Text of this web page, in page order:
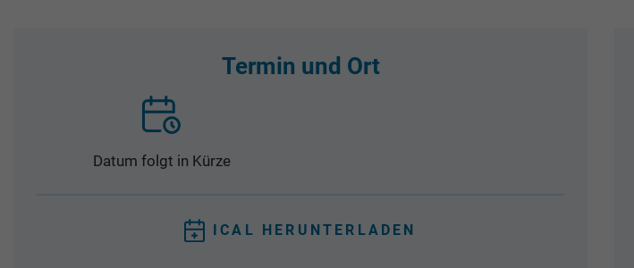
Termin und Ort
Datum folgt in Kürze
ICAL HERUNTERLADEN